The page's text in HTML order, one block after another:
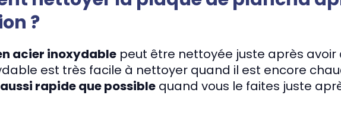
?
acier inoxydable peut être nettoyée juste après avoir
est très facile à nettoyer quand il est encore
rapide que possible quand vous le faites juste